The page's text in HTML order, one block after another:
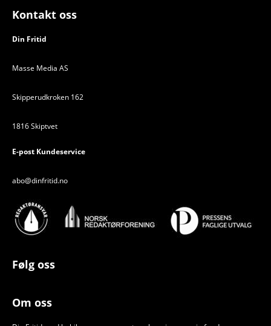
Kontakt oss
Din Fritid
Masse Media AS
Skipperudkroken 162
1816 Skiptvet
E-post Kundeservice
abo@dinfritid.no
Følg oss
Om oss